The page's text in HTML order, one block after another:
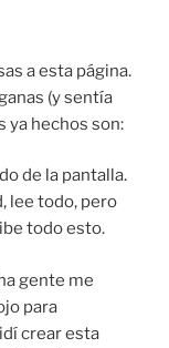
a esta página.
(y sentía
ya hechos son:
de la pantalla.
lee todo, pero
todo esto.
gente me
para
crear esta